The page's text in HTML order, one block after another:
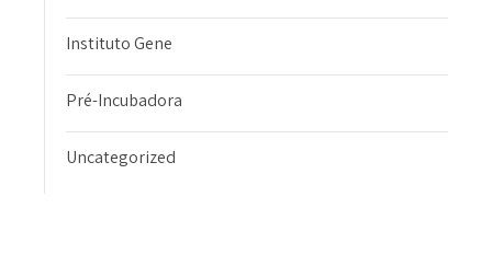
Instituto Gene
Pré-Incubadora
Uncategorized